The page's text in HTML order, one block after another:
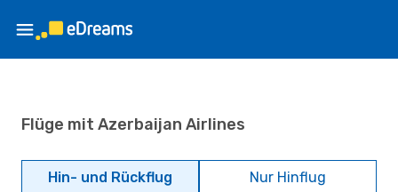
Flüge mit Azerbaijan Airlines
Hin- und Rückflug Nur Hinflug